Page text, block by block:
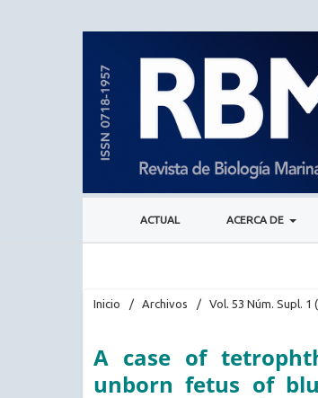
ACTUAL ACERCA DE
Inicio / Archivos / Vol. 53 Núm. Supl. 1
A case of
unborn fetus of